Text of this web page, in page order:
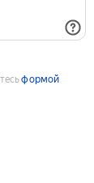
формой